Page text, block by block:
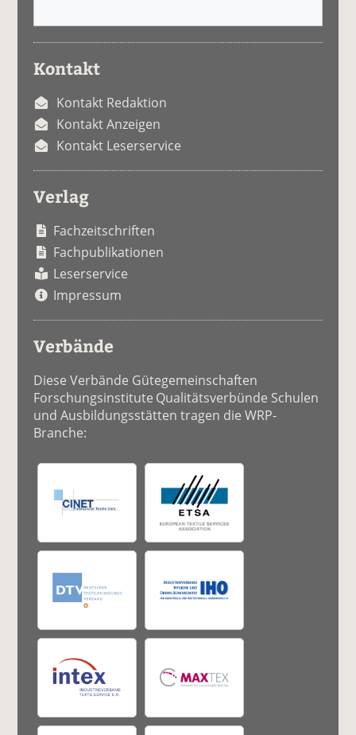
Kontakt
Kontakt Redaktion
Kontakt Anzeigen
Kontakt Leserservice
Verlag
Fachzeitschriften
Fachpublikationen
Leserservice
Impressum
Verbände
Diese Verbände Gütegemeinschaften
Forschungsinstitute Qualitätsverbünde Schulen
und Ausbildungsstätten tragen die WRP-
Branche: